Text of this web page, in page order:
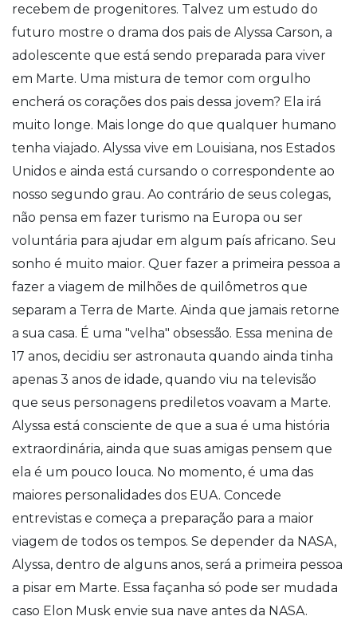
recebem de progenitores. Talvez um estudo do
futuro mostre o drama dos pais de Alyssa Carson, a
adolescente que está sendo preparada para viver
em Marte. Uma mistura de temor com orgulho
encherá os corações dos pais dessa jovem? Ela irá
muito longe. Mais longe do que qualquer humano
tenha viajado. Alyssa vive em Louisiana, nos Estados
Unidos e ainda está cursando o correspondente ao
nosso segundo grau. Ao contrário de seus colegas,
não pensa em fazer turismo na Europa ou ser
voluntária para ajudar em algum país africano. Seu
sonho é muito maior. Quer fazer a primeira pessoa a
fazer a viagem de milhões de quilômetros que
separam a Terra de Marte. Ainda que jamais retorne
a sua casa. É uma "velha" obsessão. Essa menina de
17 anos, decidiu ser astronauta quando ainda tinha
apenas 3 anos de idade, quando viu na televisão
que seus personagens prediletos voavam a Marte.
Alyssa está consciente de que a sua é uma história
extraordinária, ainda que suas amigas pensem que
ela é um pouco louca. No momento, é uma das
maiores personalidades dos EUA. Concede
entrevistas e começa a preparação para a maior
viagem de todos os tempos. Se depender da NASA,
Alyssa, dentro de alguns anos, será a primeira pessoa
a pisar em Marte. Essa façanha só pode ser mudada
caso Elon Musk envie sua nave antes da NASA.